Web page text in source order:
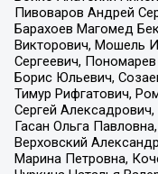
Пивоваров Андрей
Барахоев Магомед
Викторович, Мошель
Сергеевич,
Борис Юльевич,
Тимур Рифгатович,
Сергей
Гасан Ольга
Верховский
Марина Петровна,